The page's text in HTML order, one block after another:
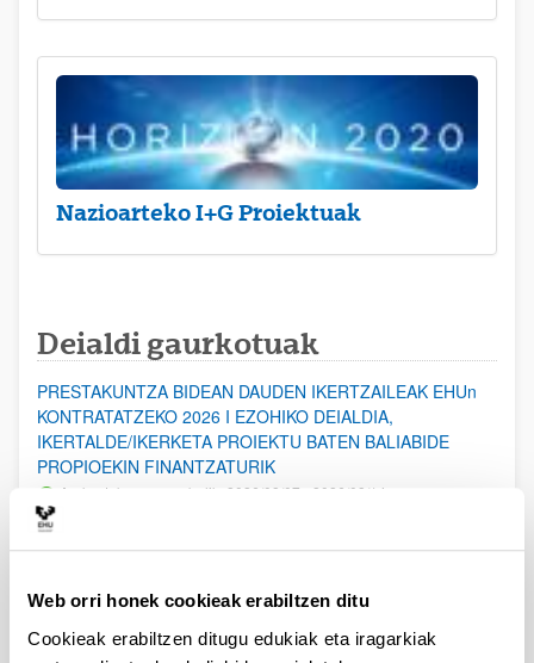
Web orri honek cookieak erabiltzen ditu
Cookieak erabiltzen ditugu edukiak eta iragarkiak
Nazioarteko I+G Proiektuak
Deialdi gaurkotuak
PRESTAKUNTZA BIDEAN DAUDEN IKERTZAILEAK EHUn
KONTRATATZEKO 2026 I EZOHIKO DEIALDIA,
IKERTALDE/IKERKETA PROIEKTU BATEN BALIABIDE
PROPIOEKIN FINANTZATURIK
Aurkezteko epea zabalik: 2026/08/07 - 2026/08/14
erosi eta berritzeko laguntzak 2026
Izapide irekia